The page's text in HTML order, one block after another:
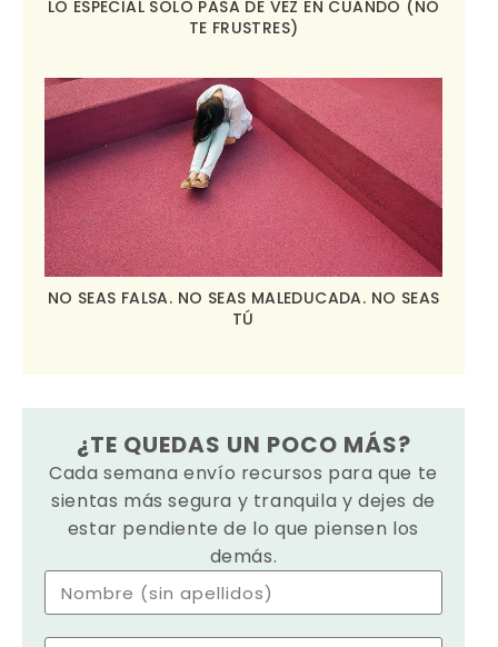
LO ESPECIAL SOLO PASA DE VEZ EN CUANDO (NO
TE FRUSTRES)
NO SEAS FALSA. NO SEAS MALEDUCADA. NO SEAS
TÚ
¿TE QUEDAS UN POCO MÁS?
Cada semana envío recursos para que te
sientas más segura y tranquila y dejes de
estar pendiente de lo que piensen los
demás.